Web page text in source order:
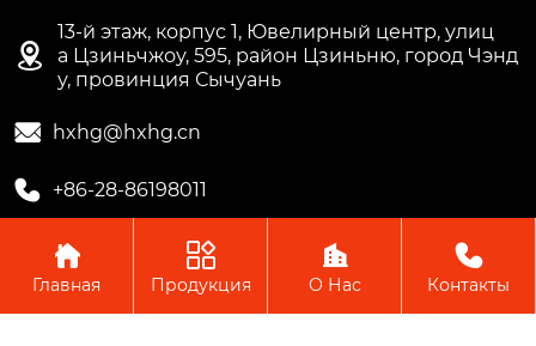

13-й этаж, корпус 1, Ювелирный центр, улиц
а Цзиньчжоу, 595, район Цзиньню, город Чэнд
у, провинция Сычуань
 hxhg@hxhg.cn
 +86-28-86198011
Copyright © ООО Чэнду Ичжи Технолоджи

Главная

Продукция

О Нас

Контакты
Пожалуйста, оставьте нам сообщение